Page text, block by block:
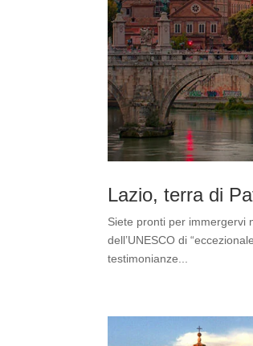
Lazio, terra di
Siete pronti per immergervi
dell’UNESCO di
testimonianze...